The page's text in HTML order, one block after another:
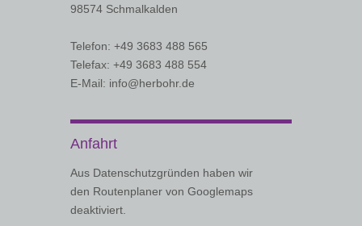
98574 Schmalkalden
Telefon: +49 3683 488 565
Telefax: +49 3683 488 554
E-Mail: info@herbohr.de
Anfahrt
Aus Datenschutzgründen haben wir
den Routenplaner von Googlemaps
deaktiviert.